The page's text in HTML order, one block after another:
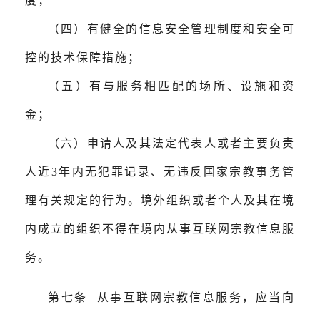
（四）有健全的信息安全管理制度和安全可
控的技术保障措施；
（五）有与服务相匹配的场所、设施和资
金；
（六）申请人及其法定代表人或者主要负责
人近3年内无犯罪记录、无违反国家宗教事务管
理有关规定的行为。境外组织或者个人及其在境
内成立的组织不得在境内从事互联网宗教信息服
务。
第七条 从事互联网宗教信息服务，应当向